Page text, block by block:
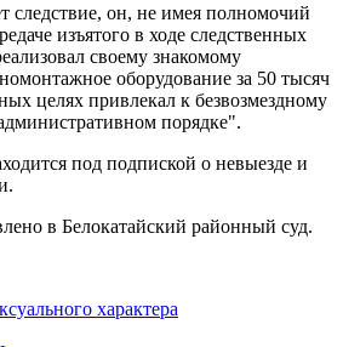
следствие, он, не имея полномочий
изъятого в ходе следственных
своему знакомому
оборудование за 50 тысяч
целях привлекал к безвозмездному
порядке".
под подпиской о невыезде и
в Белокатайский районный суд.
характера